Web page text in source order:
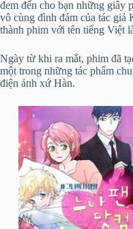
đem đến cho bạn những giây
vô cùng đình đám của tác giả
thành phim với tên tiếng Việt
Ngày từ khi ra mắt, phim đã
một trong những tác phẩm
điện ảnh xứ Hàn.